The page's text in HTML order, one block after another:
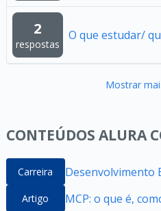
2
respostas
O que estudar/
Mostrar
CONTEÚDOS ALURA
Carreira Desenvolvimento
Artigo MCP: o que é,